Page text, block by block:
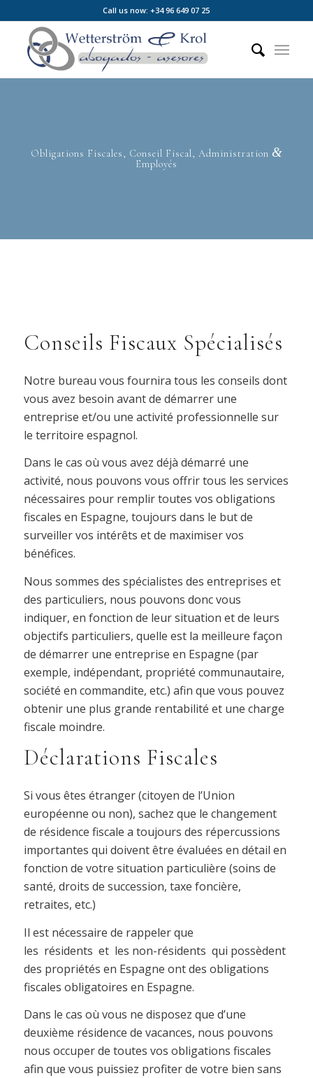
Call us now: +34 96 649 07 25
Obligations Fiscales, Conseil Fiscal, Administration &
Employés
Conseils Fiscaux Spécialisés
Notre bureau vous fournira tous les conseils dont
vous avez besoin avant de démarrer une
entreprise et/ou une activité professionnelle sur
le territoire espagnol.
Dans le cas où vous avez déjà démarré une
activité, nous pouvons vous offrir tous les services
nécessaires pour remplir toutes vos obligations
fiscales en Espagne, toujours dans le but de
surveiller vos intérêts et de maximiser vos
bénéfices.
Nous sommes des spécialistes des entreprises et
des particuliers, nous pouvons donc vous
indiquer, en fonction de leur situation et de leurs
objectifs particuliers, quelle est la meilleure façon
de démarrer une entreprise en Espagne (par
exemple, indépendant, propriété communautaire,
société en commandite, etc.) afin que vous pouvez
obtenir une plus grande rentabilité et une charge
fiscale moindre.
Déclarations Fiscales
Si vous êtes étranger (citoyen de l’Union
européenne ou non), sachez que le changement
de résidence fiscale a toujours des répercussions
importantes qui doivent être évaluées en détail en
fonction de votre situation particulière (soins de
santé, droits de succession, taxe foncière,
retraites, etc.)
Il est nécessaire de rappeler que
les résidents et les non-résidents qui possèdent
des propriétés en Espagne ont des obligations
fiscales obligatoires en Espagne.
Dans le cas où vous ne disposez que d’une
deuxième résidence de vacances, nous pouvons
nous occuper de toutes vos obligations fiscales
afin que vous puissiez profiter de votre bien sans